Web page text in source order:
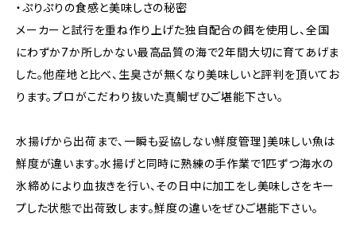
・ぷりぷりの食感と美味しさの秘密
メーカーと試行を重ね作り上げた独自配合の餌を使用し、全国
にわずか7か所しかない最高品質の海で2年間大切に育てあげま
した。他産地と比べ、生臭さが無くなり美味しいと評判を頂いてお
ります。プロがこだわり抜いた真鯛ぜひご堪能下さい。
水揚げから出荷まで、一瞬も妥協しない鮮度管理]美味しい魚は
鮮度が違います。水揚げと同時に熟練の手作業で1匹ずつ海水の
氷締めにより血抜きを行い、その日中に加工をし美味しさをキー
プした状態で出荷致します。鮮度の違いをぜひご堪能下さい。